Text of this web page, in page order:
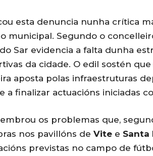
esta denuncia nunha crítica
municipal. Segundo o
Sar evidencia a falta dunha
da cidade. O edil sostén
aposta polas infraestruturas
a finalizar actuacións iniciadas
os problemas que,
nos pavillóns de Vite e Santa
previstas no campo de